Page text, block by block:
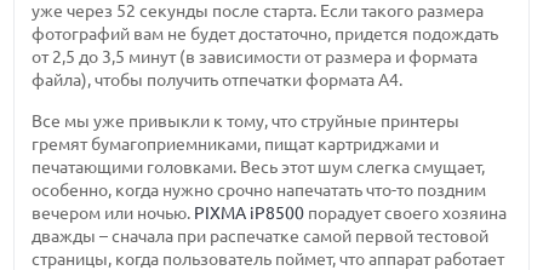
уже через 52 секунды после старта. Если такого размера
фотографий вам не будет достаточно, придется подождать
от 2,5 до 3,5 минут (в зависимости от размера и формата
файла), чтобы получить отпечатки формата А4.
Все мы уже привыкли к тому, что струйные принтеры
гремят бумагоприемниками, пищат картриджами и
печатающими головками. Весь этот шум слегка смущает,
особенно, когда нужно срочно напечатать что-то поздним
вечером или ночью. PIXMA iP8500 порадует своего хозяина
дважды – сначала при распечатке самой первой тестовой
страницы, когда пользователь поймет, что аппарат работает